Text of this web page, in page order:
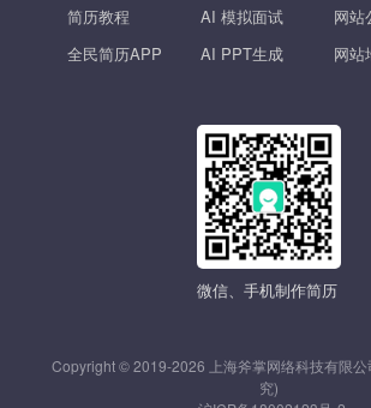
简历教程
全民简历APP
AI 模拟面试
AI PPT生成
网站
网站
微信、手机制作简历
Copyright © 2019-2026 上海斧掌网络科技有限公
究)